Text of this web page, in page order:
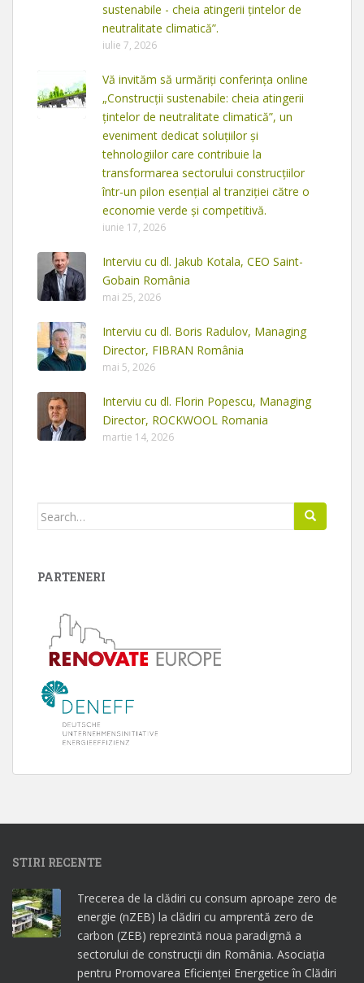
sustenabile - cheia atingerii țintelor de
neutralitate climatică”.
iulie 7, 2026
Vă invităm să urmăriți conferința online
„Construcții sustenabile: cheia atingerii
țintelor de neutralitate climatică”, un
eveniment dedicat soluțiilor și
tehnologiilor care contribuie la
transformarea sectorului construcțiilor
într-un pilon esențial al tranziției către o
economie verde și competitivă.
iunie 17, 2026
Interviu cu dl. Jakub Kotala, CEO Saint-
Gobain România
mai 25, 2026
Interviu cu dl. Boris Radulov, Managing
Director, FIBRAN România
mai 5, 2026
Interviu cu dl. Florin Popescu, Managing
Director, ROCKWOOL Romania
martie 14, 2026
Search
PARTENERI
STIRI RECENTE
Trecerea de la clădiri cu consum aproape zero de
energie (nZEB) la clădiri cu amprentă zero de
carbon (ZEB) reprezintă noua paradigmă a
sectorului de construcții din România. Asociația
pentru Promovarea Eficienței Energetice în Clădiri